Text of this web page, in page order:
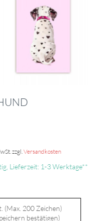
zzgl.Versandkosten
Lieferzeit: 1-3 Werktage**